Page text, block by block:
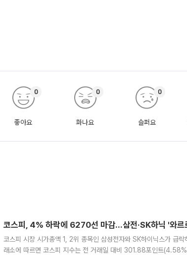
좋아요
0
화나요
0
슬퍼요
0
코스피, 4% 하락에 6270선 마감…삼전·SK하닉 '와
코스피 시장 시가총액 1, 2위 종목인 삼성전자와 SK하이닉스가 급
래소에 따르면 코스피 지수는 전 거래일 대비 301.88포인트